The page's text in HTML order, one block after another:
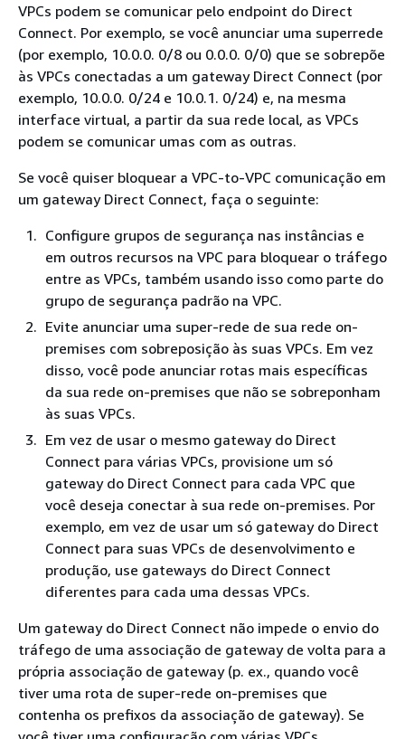
VPCs podem se comunicar pelo endpoint do Direct
Connect. Por exemplo, se você anunciar uma superrede
(por exemplo, 10.0.0. 0/8 ou 0.0.0. 0/0) que se sobrepõe
às VPCs conectadas a um gateway Direct Connect (por
exemplo, 10.0.0. 0/24 e 10.0.1. 0/24) e, na mesma
interface virtual, a partir da sua rede local, as VPCs
podem se comunicar umas com as outras.
Se você quiser bloquear a VPC-to-VPC comunicação em
um gateway Direct Connect, faça o seguinte:
Configure grupos de segurança nas instâncias e
em outros recursos na VPC para bloquear o tráfego
entre as VPCs, também usando isso como parte do
grupo de segurança padrão na VPC.
Evite anunciar uma super-rede de sua rede on-
premises com sobreposição às suas VPCs. Em vez
disso, você pode anunciar rotas mais específicas
da sua rede on-premises que não se sobreponham
às suas VPCs.
Em vez de usar o mesmo gateway do Direct
Connect para várias VPCs, provisione um só
gateway do Direct Connect para cada VPC que
você deseja conectar à sua rede on-premises. Por
exemplo, em vez de usar um só gateway do Direct
Connect para suas VPCs de desenvolvimento e
produção, use gateways do Direct Connect
diferentes para cada uma dessas VPCs.
Um gateway do Direct Connect não impede o envio do
tráfego de uma associação de gateway de volta para a
própria associação de gateway (p. ex., quando você
tiver uma rota de super-rede on-premises que
contenha os prefixos da associação de gateway). Se